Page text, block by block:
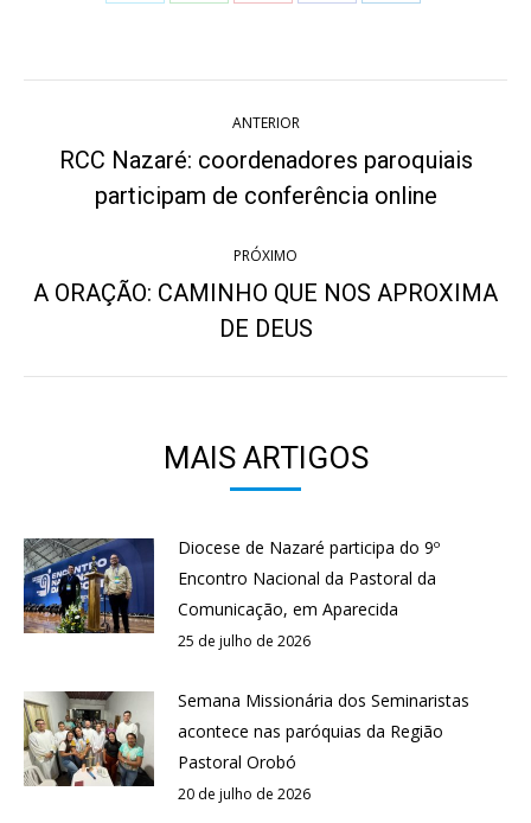
de
post:
ANTERIOR
Post
anterior:
RCC Nazaré: coordenadores paroquiais
participam de conferência online
PRÓXIMO
Próximo
post:
A ORAÇÃO: CAMINHO QUE NOS APROXIMA
DE DEUS
MAIS ARTIGOS
Diocese de Nazaré participa do 9º
Encontro Nacional da Pastoral da
Comunicação, em Aparecida
25 de julho de 2026
Semana Missionária dos Seminaristas
acontece nas paróquias da Região
Pastoral Orobó
20 de julho de 2026